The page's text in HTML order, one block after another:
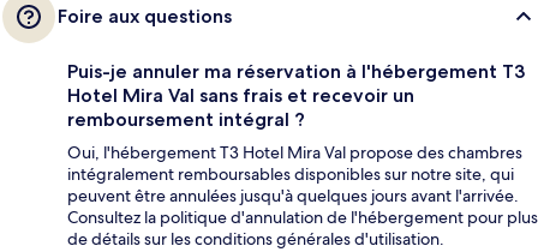
Foire aux questions
Puis-je annuler ma réservation à l'hébergement T3
Hotel Mira Val sans frais et recevoir un
remboursement intégral ?
Oui, l'hébergement T3 Hotel Mira Val propose des chambres
intégralement remboursables disponibles sur notre site, qui
peuvent être annulées jusqu'à quelques jours avant l'arrivée.
Consultez la politique d'annulation de l'hébergement pour plus
de détails sur les conditions générales d'utilisation.